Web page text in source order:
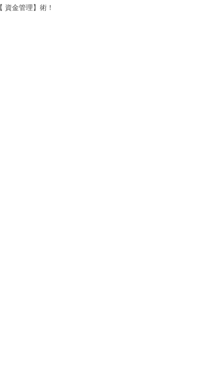
金管理】術！